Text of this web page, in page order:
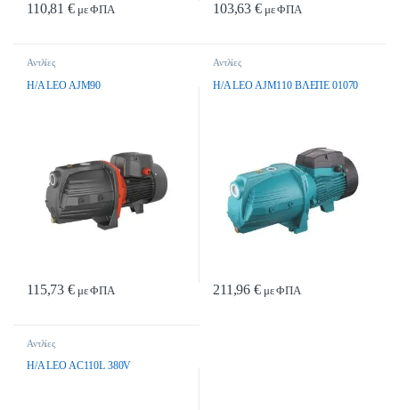
110,81€με ΦΠΑ 103,63€με ΦΠΑ
Αντλίες
H/A LEO AJM90
115,73€με ΦΠΑ
Αντλίες
H/A LEO AJM110 ΒΛΕΠΕ 01070
211,96€με ΦΠΑ
Αντλίες
H/A LEO AC110L 380V